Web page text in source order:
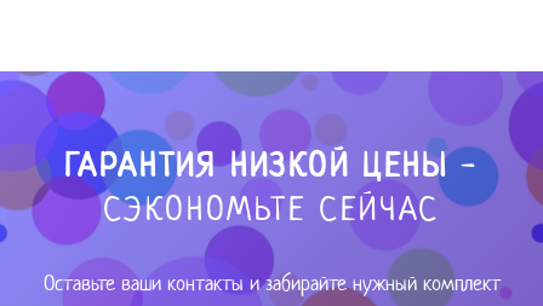
ГАРАНТИЯ НИЗКОЙ ЦЕНЫ-
СЭКОНОМЬТЕ СЕЙЧАС
Оставьте ваши контакты и забирайте нужный комплект